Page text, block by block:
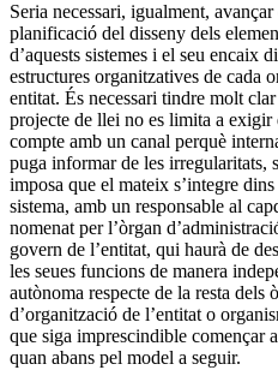
Seria necessari, igualment, avançar
planificació del disseny dels
d’aquests sistemes i el seu encaix
estructures organitzatives de cada
entitat. És necessari tindre molt
projecte de llei no es limita a exigir
compte amb un canal perquè
puga informar de les irregularitats,
imposa que el mateix s’integre dins
sistema, amb un responsable al
nomenat per l’òrgan
govern de l’entitat, qui haurà de
les seues funcions de manera
autònoma respecte de la resta dels
d’organització de l’entitat o
que siga imprescindible començar
quan abans pel model a seguir.